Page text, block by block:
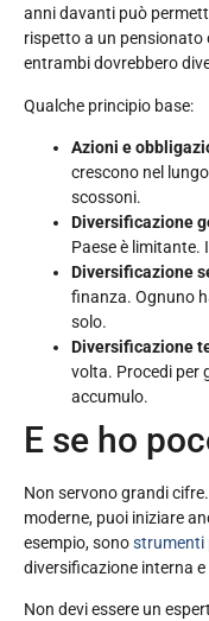
anni davanti può
rispetto a un pensionato
entrambi dovrebbero
Qualche principio base:
Azioni e
crescono nel
scossoni.
Diversificazione
Paese è limitante.
Diversificazione
finanza. Ognuno
solo.
Diversificazione
volta. Procedi per
accumulo.
E se ho
Non servono grandi
moderne, puoi iniziare
esempio, sonostrumenti
diversificazione interna
Non devi essere un